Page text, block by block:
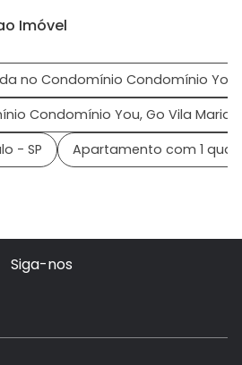
Imóvel
no Condomínio Condomínio You,
Condomínio You, Go Vila
- SP
Apartamento com 1
Siga-nos